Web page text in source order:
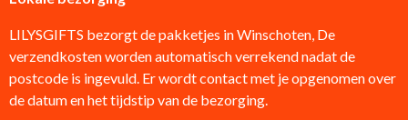
LILYSGIFTS bezorgt de pakketjes in Winschoten, De
verzendkosten worden automatisch verrekend nadat de
postcode is ingevuld. Er wordt contact met je opgenomen over
de datum en het tijdstip van de bezorging.